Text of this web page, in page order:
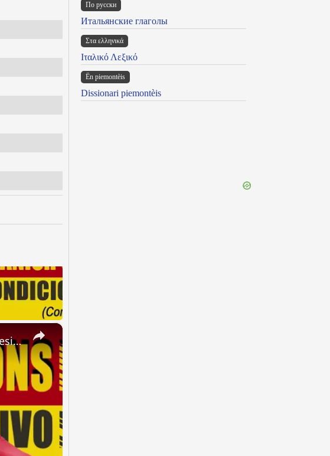
×
SPANISH CONJUGATIONS: Conditional Progressive (Condicional Progresivo)
По русски
Итальянские глаголы
Στα ελληνικά
Ιταλικό Λεξικό
Ën piemontèis
Dissionari piemontèis